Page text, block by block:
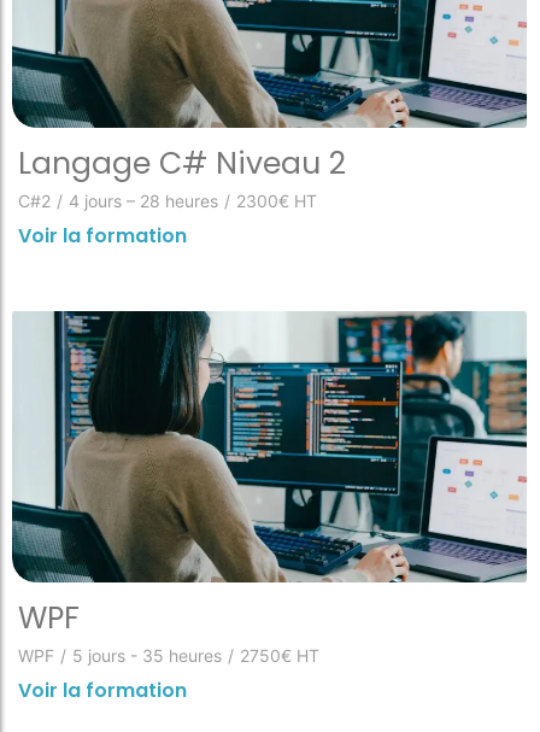
Langage C# Niveau 2
C#2 / 4 jours – 28 heures / 2300€ HT
Voir la formation
WPF
WPF / 5 jours - 35 heures / 2750€ HT
Voir la formation